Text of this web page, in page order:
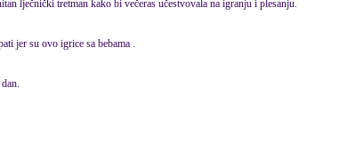
lječnički tretman kako bi večeras učestvovala na igranju i plesanju.
jer su ovo igrice sa bebama .